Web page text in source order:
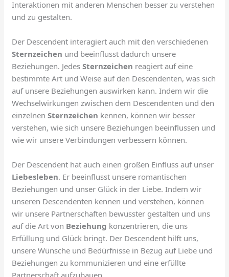
Interaktionen mit anderen Menschen besser zu verstehen
und zu gestalten.
Der Descendent interagiert auch mit den verschiedenen
Sternzeichen und beeinflusst dadurch unsere
Beziehungen. JedesSternzeichen reagiert auf eine
bestimmte Art und Weise auf den Descendenten, was sich
auf unsere Beziehungen auswirken kann. Indem wir die
Wechselwirkungen zwischen dem Descendenten und den
einzelnenSternzeichen kennen, können wir besser
verstehen, wie sich unsere Beziehungen beeinflussen und
wie wir unsere Verbindungen verbessern können.
Der Descendent hat auch einen großen Einfluss auf unser
Liebesleben. Er beeinflusst unsere romantischen
Beziehungen und unser Glück in der Liebe. Indem wir
unseren Descendenten kennen und verstehen, können
wir unsere Partnerschaften bewusster gestalten und uns
auf die Art von Beziehung konzentrieren, die uns
Erfüllung und Glück bringt. Der Descendent hilft uns,
unsere Wünsche und Bedürfnisse in Bezug auf Liebe und
Beziehungen zu kommunizieren und eine erfüllte